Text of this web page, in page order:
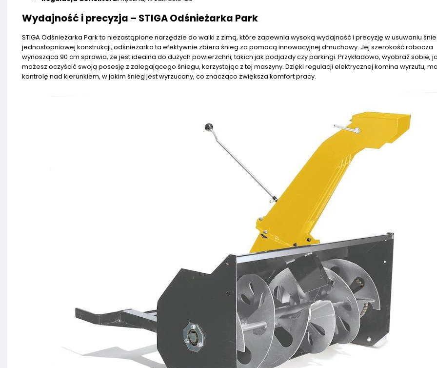
Wydajność i precyzja – STIGA Odśnieżarka Park
STIGA Odśnieżarka Park to niezastąpione narzędzie do walki z zimą, które zapewnia wysoką wydajność i precyzję w usuwaniu
jednostopniowej konstrukcji, odśnieżarka ta efektywnie zbiera śnieg za pomocą innowacyjnej dmuchawy. Jej szerokość robocza
wynosząca 90 cm sprawia, że jest idealna do dużych powierzchni, takich jak podjazdy czy parkingi. Przykładowo, wyobraź sobie,
możesz oczyścić swoją posesję z zalegającego śniegu, korzystając z tej maszyny. Dzięki regulacji elektrycznej komina wyrzutu,
kontrolę nad kierunkiem, w jakim śnieg jest wyrzucany, co znacząco zwiększa komfort pracy.